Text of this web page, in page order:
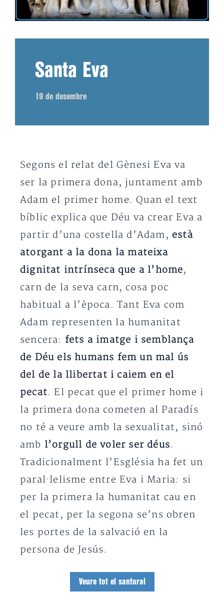
Santa Eva
19 de desembre
Segons el relat del Gènesi Eva va
ser la primera dona, juntament amb
Adam el primer home. Quan el text
bíblic explica que Déu va crear Eva a
partir d’una costella d’Adam, està
atorgant a la dona la mateixa
dignitat intrínseca que a l’home,
carn de la seva carn, cosa poc
habitual a l’època. Tant Eva com
Adam representen la humanitat
sencera: fets a imatge i semblança
de Déu els humans fem un mal ús
del de la llibertat i caiem en el
pecat. El pecat que el primer home i
la primera dona cometen al Paradís
no té a veure amb la sexualitat, sinó
amb l’orgull de voler ser déus.
Tradicionalment l’Església ha fet un
paral·lelisme entre Eva i Maria: si
per la primera la humanitat cau en
el pecat, per la segona se’ns obren
les portes de la salvació en la
persona de Jesús.
Veure tot el santoral